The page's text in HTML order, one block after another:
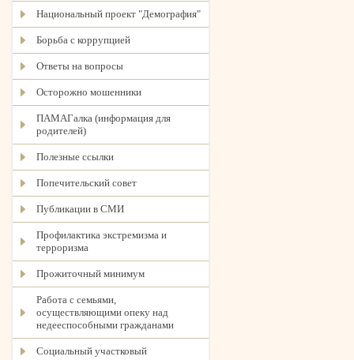
Национальный проект "Демография"
Борьба с коррупцией
Ответы на вопросы
Осторожно мошенники
ПАМАГалка (информация для
родителей)
Полезные ссылки
Попечительский совет
Публикации в СМИ
Профилактика экстремизма и
терроризма
Прожиточный минимум
Работа с семьями,
осуществляющими опеку над
недееспособными гражданами
Социальный участковый